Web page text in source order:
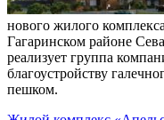
нового жилого
Гагаринском районе
реализует группа
благоустройству
пешком.